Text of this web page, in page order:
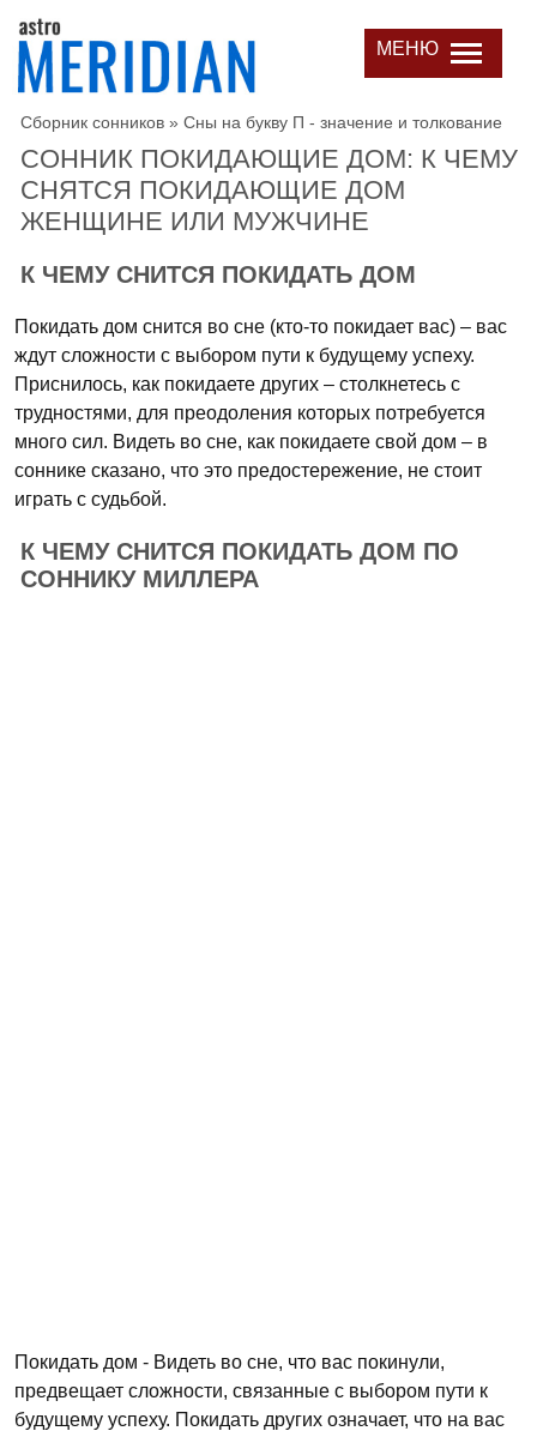
МЕНЮ
Сборник сонников » Сны на букву П - значение и толкование
СОННИК ПОКИДАЮЩИЕ ДОМ: К ЧЕМУ
СНЯТСЯ ПОКИДАЮЩИЕ ДОМ
ЖЕНЩИНЕ ИЛИ МУЖЧИНЕ
К ЧЕМУ СНИТСЯ ПОКИДАТЬ ДОМ
Покидать дом снится во сне (кто-то покидает вас) – вас
ждут сложности с выбором пути к будущему успеху.
Приснилось, как покидаете других – столкнетесь с
трудностями, для преодоления которых потребуется
много сил. Видеть во сне, как покидаете свой дом – в
соннике сказано, что это предостережение, не стоит
играть с судьбой.
К ЧЕМУ СНИТСЯ ПОКИДАТЬ ДОМ ПО
СОННИКУ МИЛЛЕРА
Покидать дом - Видеть во сне, что вас покинули,
предвещает сложности, связанные с выбором пути к
будущему успеху. Покидать других означает, что на вас